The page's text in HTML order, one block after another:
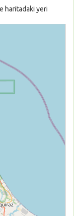
haritadaki yeri